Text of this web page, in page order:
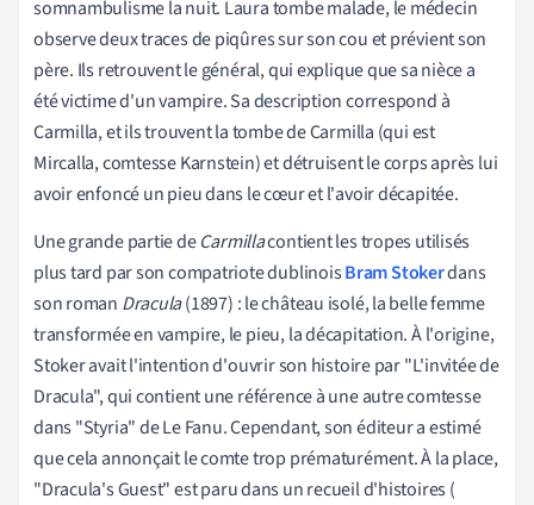
somnambulisme la nuit. Laura tombe malade, le médecin
observe deux traces de piqûres sur son cou et prévient son
père. Ils retrouvent le général, qui explique que sa nièce a
été victime d'un vampire. Sa description correspond à
Carmilla, et ils trouvent la tombe de Carmilla (qui est
Mircalla, comtesse Karnstein) et détruisent le corps après lui
avoir enfoncé un pieu dans le cœur et l'avoir décapitée.
Une grande partie deCarmillacontient les tropes utilisés
plus tard par son compatriote dublinoisBram Stokerdans
son roman Dracula(1897) : le château isolé, la belle femme
transformée en vampire, le pieu, la décapitation. À l'origine,
Stoker avait l'intention d'ouvrir son histoire par "L'invitée de
Dracula", qui contient une référence à une autre comtesse
dans "Styria" de Le Fanu. Cependant, son éditeur a estimé
que cela annonçait le comte trop prématurément. À la place,
"Dracula's Guest"est paru dans un recueil d'histoires (